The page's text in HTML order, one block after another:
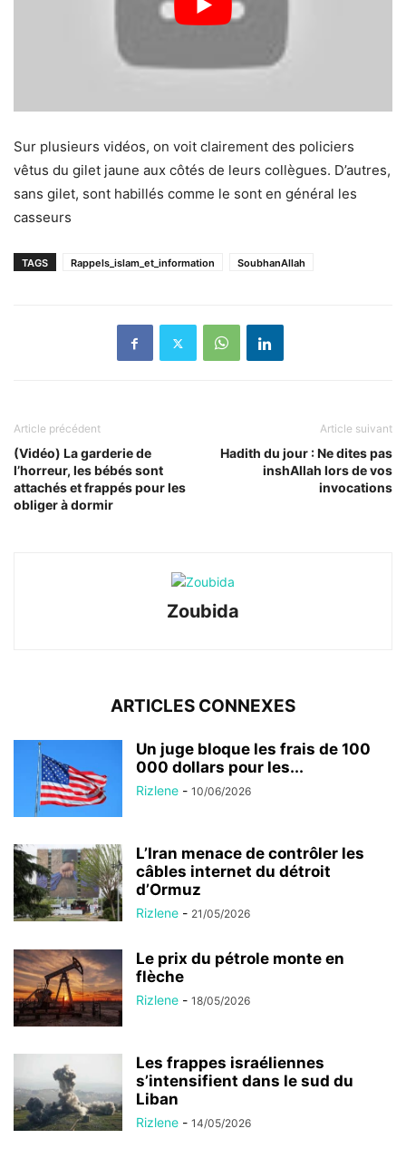
Sur plusieurs vidéos, on voit clairement des policiers
vêtus du gilet jaune aux côtés de leurs collègues. D’autres,
sans gilet, sont habillés comme le sont en général les
casseurs
TAGS Rappels_islam_et_information SoubhanAllah
Article précédent
(Vidéo) La garderie de
l’horreur, les bébés sont
attachés et frappés pour les
obliger à dormir
Article suivant
Hadith du jour : Ne dites pas
inshAllah lors de vos
invocations
Zoubida
ARTICLES CONNEXES
Un juge bloque les frais de 100
000 dollars pour les...
Rizlene - 10/06/2026
L’Iran menace de contrôler les
câbles internet du détroit
d’Ormuz
Rizlene - 21/05/2026
Le prix du pétrole monte en
flèche
Rizlene - 18/05/2026
Les frappes israéliennes
s’intensifient dans le sud du
Liban
Rizlene - 14/05/2026